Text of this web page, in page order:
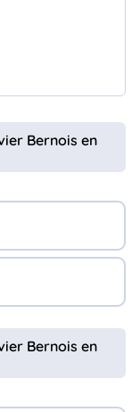
Bernois en
Bernois en